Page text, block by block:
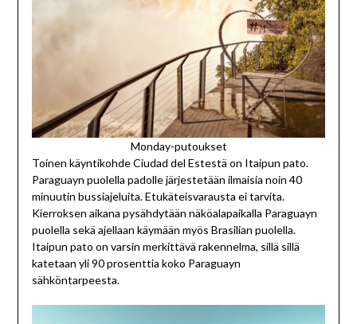
Monday-putoukset
Toinen käyntikohde Ciudad del Estestä on Itaipun pato.
Paraguayn puolella padolle järjestetään ilmaisia noin 40
minuutin bussiajeluita. Etukäteisvarausta ei tarvita.
Kierroksen aikana pysähdytään näköalapaikalla Paraguayn
puolella sekä ajellaan käymään myös Brasilian puolella.
Itaipun pato on varsin merkittävä rakennelma, sillä sillä
katetaan yli 90 prosenttia koko Paraguayn
sähköntarpeesta.